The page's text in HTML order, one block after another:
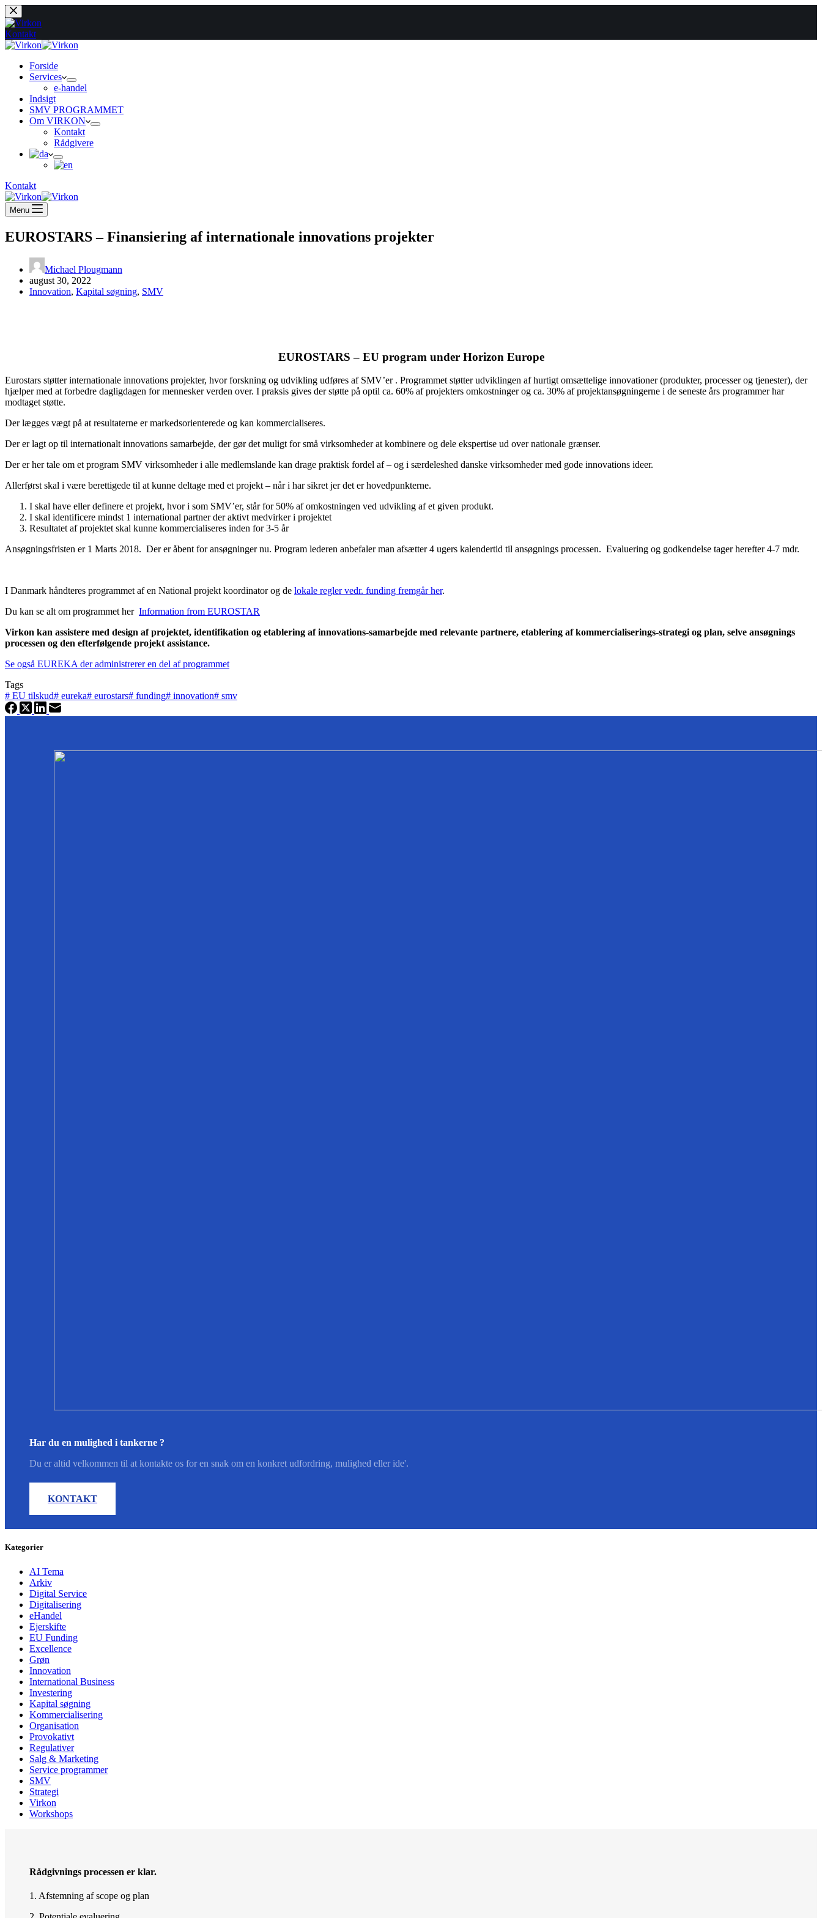
Fortsæt
til
indhold
Kontakt
Forside
Services
e-handel
Indsigt
SMV PROGRAMMET
Om VIRKON
Kontakt
Rådgivere
Kontakt
Menu
EUROSTARS – Finansiering af internationale innovations projekter
Michael Plougmann
august 30, 2022
Innovation, Kapital søgning, SMV
EUROSTARS – EU program under Horizon Europe
Eurostars støtter internationale innovations projekter, hvor forskning og udvikling udføres af SMV’er . Programmet støtter udviklingen af hurtigt omsættelige innovationer (produkter, processer og tjenester), der
hjælper med at forbedre dagligdagen for mennesker verden over. I praksis gives der støtte på optil ca. 60% af projekters omkostninger og ca. 30% af projektansøgningerne i de seneste års programmer har
modtaget støtte.
Der lægges vægt på at resultaterne er markedsorienterede og kan kommercialiseres.
Der er lagt op til internationalt innovations samarbejde, der gør det muligt for små virksomheder at kombinere og dele ekspertise ud over nationale grænser.
Der er her tale om et program SMV virksomheder i alle medlemslande kan drage praktisk fordel af – og i særdeleshed danske virksomheder med gode innovations ideer.
Allerførst skal i være berettigede til at kunne deltage med et projekt – når i har sikret jer det er hovedpunkterne.
I skal have eller definere et projekt, hvor i som SMV’er, står for 50% af omkostningen ved udvikling af et given produkt.
I skal identificere mindst 1 international partner der aktivt medvirker i projektet
Resultatet af projektet skal kunne kommercialiseres inden for 3-5 år
Ansøgningsfristen er 1 Marts 2018. Der er åbent for ansøgninger nu. Program lederen anbefaler man afsætter 4 ugers kalendertid til ansøgnings processen. Evaluering og godkendelse tager herefter 4-7 mdr.
I Danmark håndteres programmet af en National projekt koordinator og de lokale regler vedr. funding fremgår her.
Du kan se alt om programmet her Information from EUROSTAR
Virkon kan assistere med design af projektet, identifikation og etablering af innovations-samarbejde med relevante partnere, etablering af kommercialiserings-strategi og plan, selve ansøgnings
processen og den efterfølgende projekt assistance.
Se også EUREKA der administrerer en del af programmet
Tags
# EU tilskud# eureka# eurostars# funding# innovation# smv
Har du en mulighed i tankerne ?
Du er altid velkommen til at kontakte os for en snak om en konkret udfordring, mulighed eller ide'.
KONTAKT
Kategorier
AI Tema
Arkiv
Digital Service
Digitalisering
eHandel
Ejerskifte
EU Funding
Excellence
Grøn
Innovation
International Business
Investering
Kapital søgning
Kommercialisering
Organisation
Provokativt
Regulativer
Salg & Marketing
Service programmer
SMV
Strategi
Virkon
Workshops
Rådgivnings processen er klar.
1. Afstemning af scope og plan